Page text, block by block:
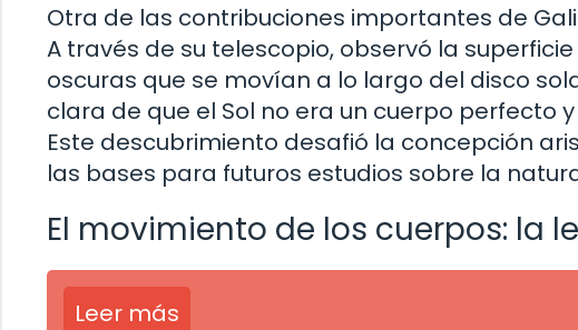
Otra de las contribuciones importantes de
A través de su telescopio, observó la
oscuras que se movían a lo largo del disco
clara de que el Sol no era un cuerpo perfecto
Este descubrimiento desafió la concepción
las bases para futuros estudios sobre la
El movimiento de los cuerpos: la
Leer más